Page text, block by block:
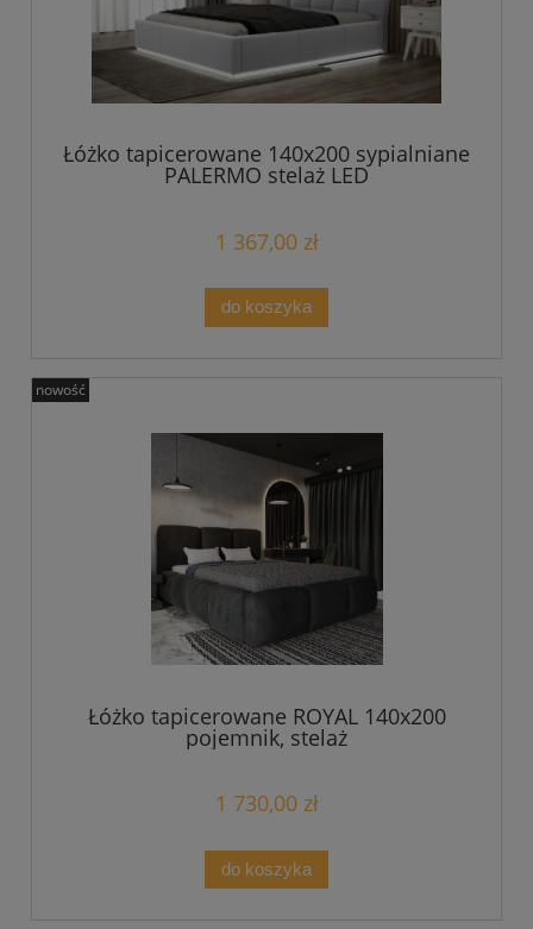
Łóżko tapicerowane 140x200 sypialniane
PALERMO stelaż LED
1 367,00 zł
do koszyka
Łóżko tapicerowane ROYAL 140x200
pojemnik, stelaż
1 730,00 zł
do koszyka
nowość